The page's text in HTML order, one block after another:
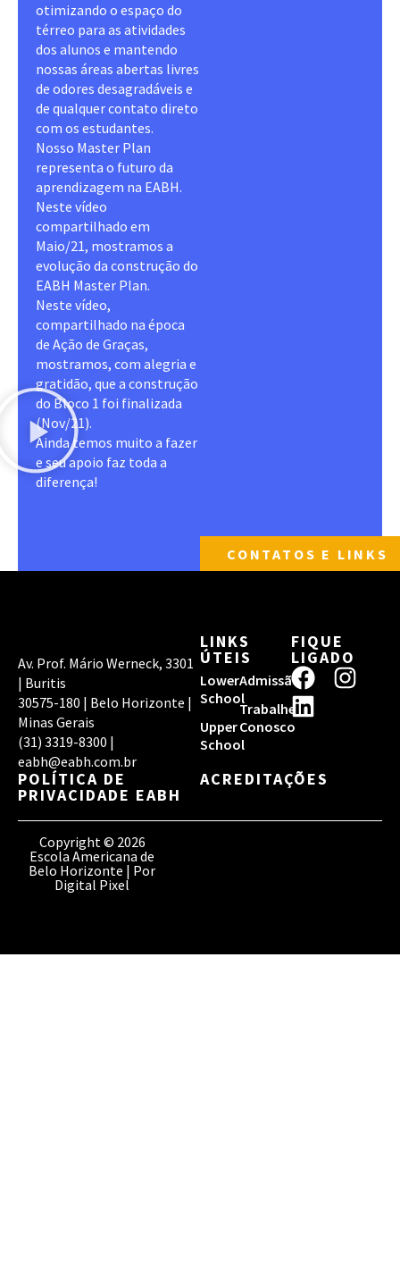
otimizando o espaço do
térreo para as atividades
dos alunos e mantendo
nossas áreas abertas livres
de odores desagradáveis e
de qualquer contato direto
com os estudantes.
Nosso Master Plan
representa o futuro da
aprendizagem na EABH.
Neste vídeo
compartilhado em
Maio/21, mostramos a
evolução da construção do
EABH Master Plan.
Neste vídeo,
compartilhado na época
de Ação de Graças,
mostramos, com alegria e
gratidão, que a construção
do Bloco 1 foi finalizada
(Nov/21).
Ainda temos muito a fazer
e seu apoio faz toda a
diferença!
CONTATOS E LINKS
Av. Prof. Mário Werneck, 3301
| Buritis
30575-180 | Belo Horizonte |
Minas Gerais
(31) 3319-8300 |
eabh@eabh.com.br
LINKS
ÚTEIS
Lower
School
Upper
School
Admissão
Trabalhe
Conosco
FIQUE
LIGADO
F
a
c
b
o
I
r
L
i
n
e
i
POLÍTICA DE
PRIVACIDADE EABH
ACREDITAÇÕES
Copyright © 2026
Escola Americana de
Belo Horizonte | Por
Digital Pixel